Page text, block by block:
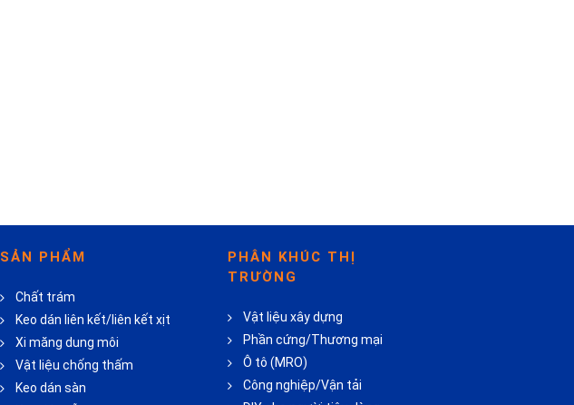
SẢN PHẨM
Chất trám
Keo dán liên kết/liên kết xịt
Xi măng dung môi
Vật liệu chống thấm
Keo dán sàn
PHÂN KHÚC THỊ
TRƯỜNG
Vật liệu xây dựng
Phần cứng/Thương mại
Ô tô (MRO)
Công nghiệp/Vận tải